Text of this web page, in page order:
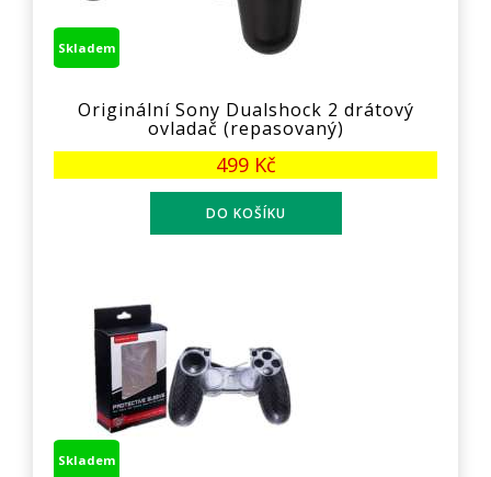
Skladem
Originální Sony Dualshock 2 drátový
ovladač (repasovaný)
499 Kč
Skladem